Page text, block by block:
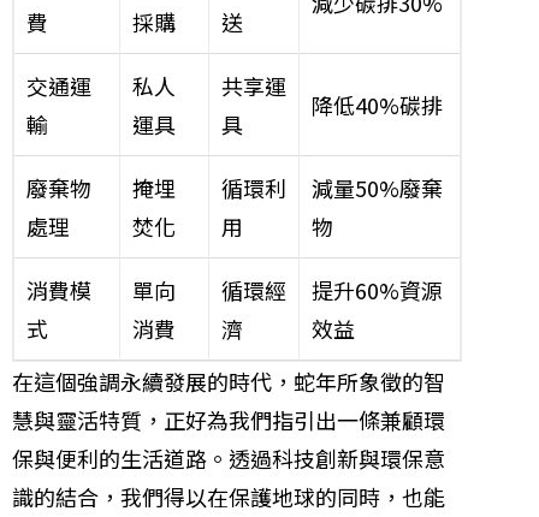
費
採購
送
交通運
輸
私人
運具
共享運
具
降低40%碳排
廢棄物
處理
掩埋
焚化
循環利
用
減量50%廢棄
物
消費模
式
單向
消費
循環經
濟
提升60%資源
效益
在這個強調永續發展的時代，蛇年所象徵的智
慧與靈活特質，正好為我們指引出一條兼顧環
保與便利的生活道路。透過科技創新與環保意
識的結合，我們得以在保護地球的同時，也能